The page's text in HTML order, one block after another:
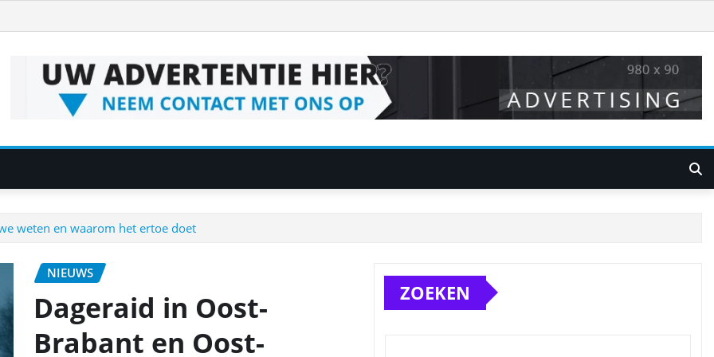
weten en waarom het ertoe doet
NIEUWS
Dageraid in Oost-
Brabant en Oost-
ZOEKEN